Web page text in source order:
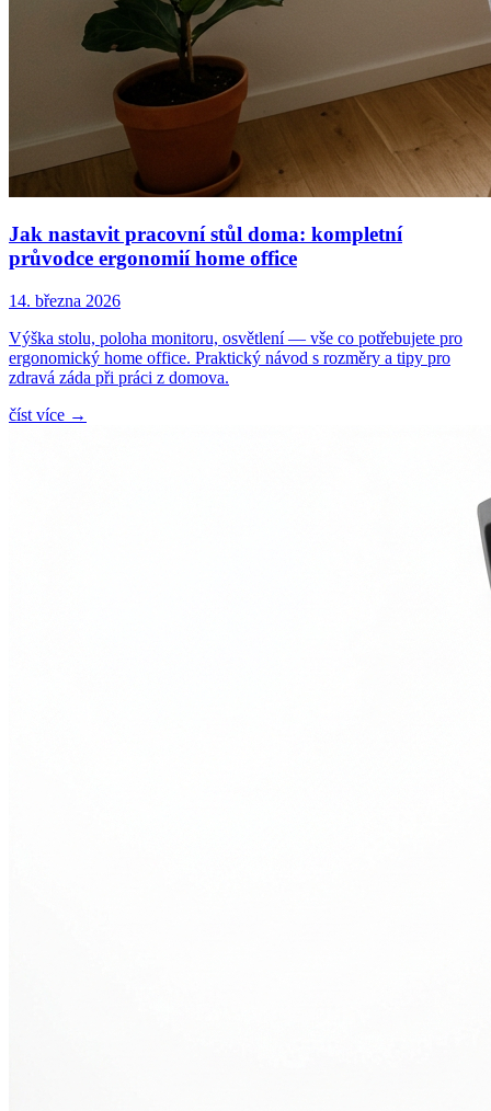
Jak nastavit pracovní stůl doma: kompletní
průvodce ergonomií home office
14. března 2026
Výška stolu, poloha monitoru, osvětlení — vše co potřebujete pro
ergonomický home office. Praktický návod s rozměry a tipy pro
zdravá záda při práci z domova.
číst více →